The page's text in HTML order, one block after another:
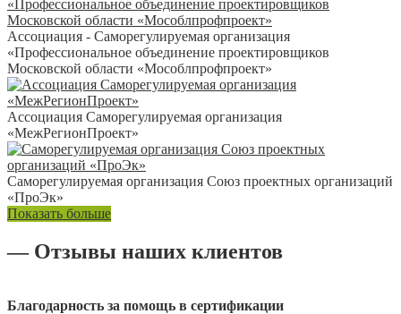
Ассоциация - Саморегулируемая организация
«Профессиональное объединение проектировщиков
Московской области «Мособлпрофпроект»
Ассоциация Саморегулируемая организация
«МежРегионПроект»
Саморегулируемая организация Союз проектных организаций
«ПроЭк»
Показать больше
— Отзывы наших клиентов
Благодарность за помощь в сертификации